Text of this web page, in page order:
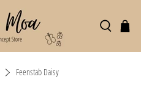
Feenstab Daisy